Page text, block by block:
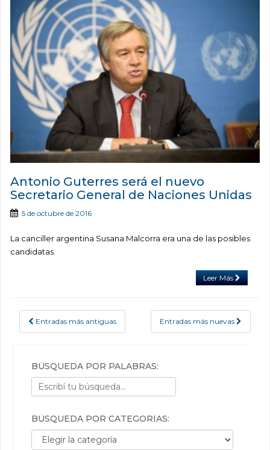
Antonio Guterres será el nuevo
Secretario General de Naciones Unidas
5 de octubre de 2016
La canciller argentina Susana Malcorra era una de las posibles
candidatas.
Leer Más
POSTS NAVIGATION
Entradas más antiguas Entradas más nuevas
BÚSQUEDA POR PALABRAS:
BÚSQUEDA POR CATEGORÍAS:
Búsqueda por categorías: